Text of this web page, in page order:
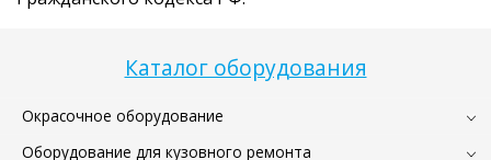
Каталог оборудования
Окрасочное оборудование
Оборудование для кузовного ремонта